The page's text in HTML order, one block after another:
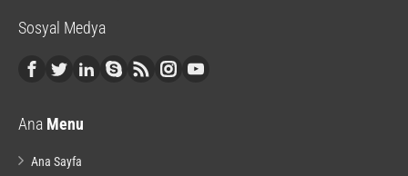
Sosyal Medya
Ana Menu
Ana Sayfa